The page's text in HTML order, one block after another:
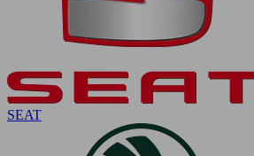
SEAT